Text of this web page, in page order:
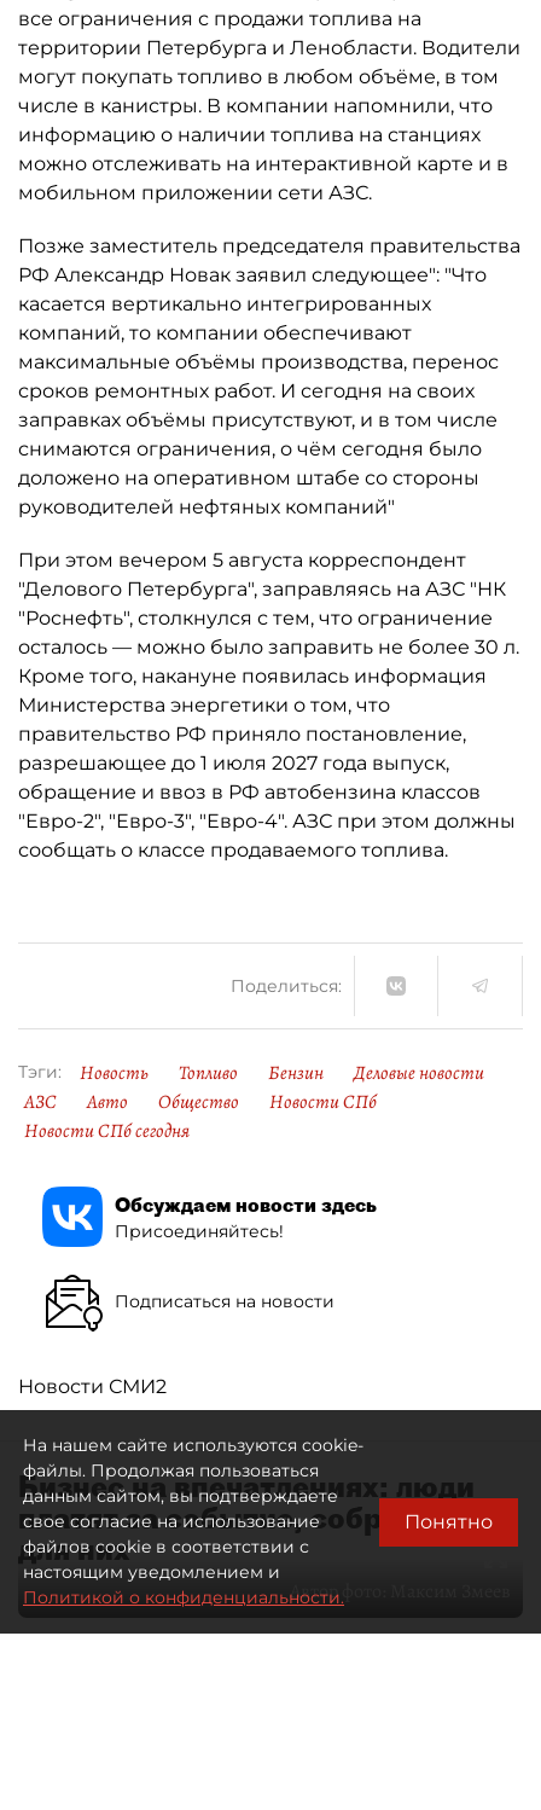
все ограничения с продажи топлива на
территории Петербурга и Ленобласти. Водители
могут покупать топливо в любом объёме, в том
числе в канистры. В компании напомнили, что
информацию о наличии топлива на станциях
можно отслеживать на интерактивной карте и в
мобильном приложении сети АЗС.
Позже заместитель председателя правительства
РФ Александр Новак заявил следующее": "Что
касается вертикально интегрированных
компаний, то компании обеспечивают
максимальные объёмы производства, перенос
сроков ремонтных работ. И сегодня на своих
заправках объёмы присутствуют, и в том числе
снимаются ограничения, о чём сегодня было
доложено на оперативном штабе со стороны
руководителей нефтяных компаний"
При этом вечером 5 августа корреспондент
"Делового Петербурга", заправляясь на АЗС "НК
"Роснефть", столкнулся с тем, что ограничение
осталось ­— можно было заправить не более 30 л.
Кроме того, накануне появилась информация
Министерства энергетики о том, что
правительство РФ приняло постановление,
разрешающее до 1 июля 2027 года выпуск,
обращение и ввоз в РФ автобензина классов
"Евро-2", "Евро-3", "Евро-4". АЗС при этом должны
сообщать о классе продаваемого топлива.
Поделиться:
Тэги: Новость Топливо Бензин
Деловые новости
АЗС
Авто Общество
Новости СПб
Новости СПб сегодня
Обсуждаем новости здесь
Присоединяйтесь!
Подписаться на новости
Новости СМИ2
Бизнес на впечатлениях: люди
платят за событие, собранное
для них
Автор фото:
На нашем сайте используются cookie-
файлы. Продолжая пользоваться
данным сайтом, вы подтверждаете
свое согласие на использование
файлов cookie в соответствии с
настоящим уведомлением и
Политикой о конфиденциальности.
Понятно